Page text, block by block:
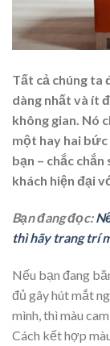
Tất cả chúng ta
dàng nhất và ít
không gian. Nó
một hay hai
bạn – chắc
khách hiện đại
Bạn đang đọc:
thì hãy trang trí
Nếu bạn đang
đủ gây hút mắt
mình, thì màu
Cách kết hợp